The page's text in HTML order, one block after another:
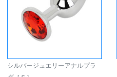
シルバージュエリーアナルプラ